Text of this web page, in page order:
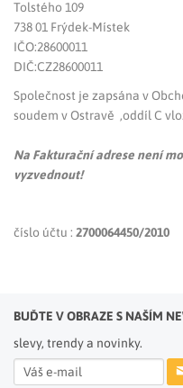
Tolstého 109
738 01 Frýdek-Místek
IČO:28600011
DIČ:CZ28600011
Společnost je zapsána v
soudem v Ostravě ,oddíl C
Na Fakturační adrese není
vyzvednout!
číslo účtu : 2700064450/2010
BUĎTE V OBRAZE S NAŠÍM
slevy, trendy a novinky.